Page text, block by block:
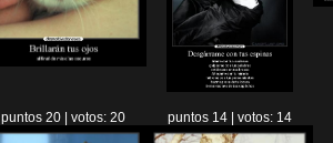
puntos 20 | votos: 20 puntos 14 | votos: 14